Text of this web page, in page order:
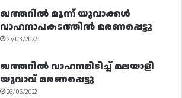
ഖത്തറിൽ മൂന്ന് യുവാക്കൾ
വാഹനാപകടത്തിൽ മരണപ്പെട്ടു
27/03/2022
ഖത്തറിൽ വാഹനമിടിച്ച് മലയാളി
യുവാവ് മരണപ്പെട്ടു
26/06/2022